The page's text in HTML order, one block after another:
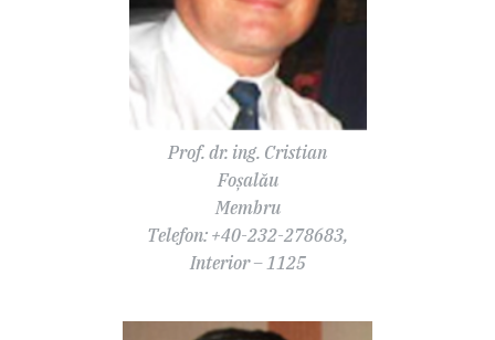
Prof. dr. ing. Cristian
Foșalău
Membru
Telefon: +40-232-278683,
Interior – 1125